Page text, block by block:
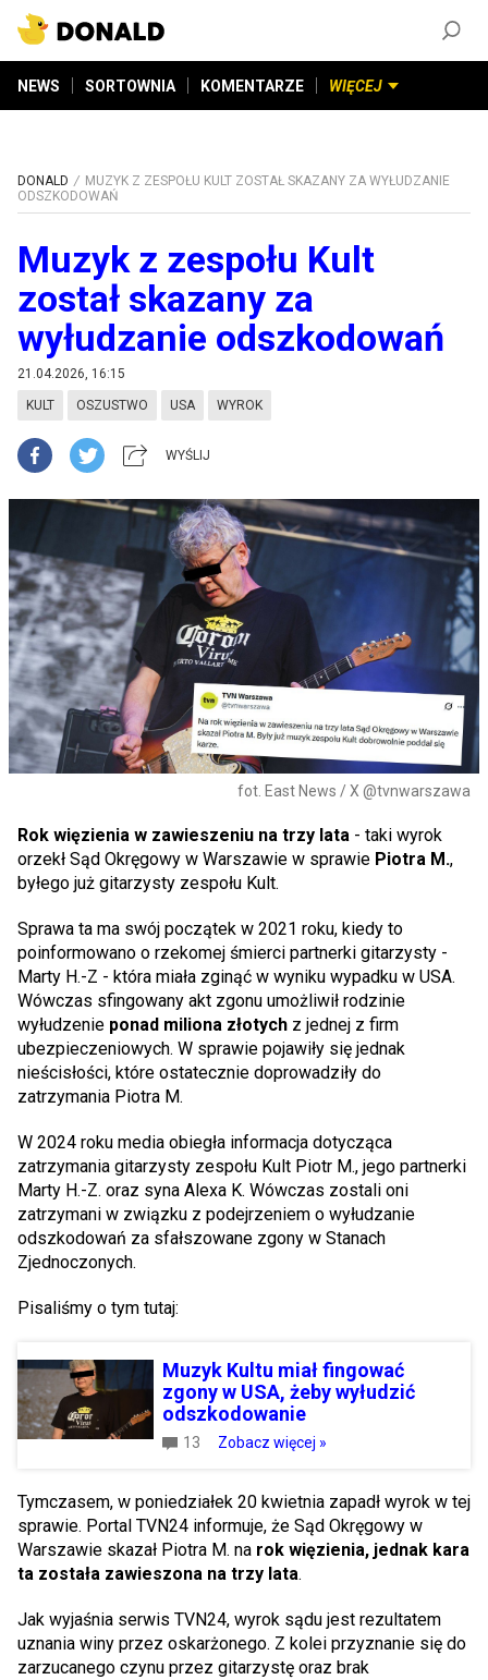
NEWS SORTOWNIA KOMENTARZE WIĘCEJ
DONALD
MUZYK Z ZESPOŁU KULT ZOSTAŁ SKAZANY ZA WYŁUDZANIE
ODSZKODOWAŃ
Muzyk z zespołu Kult
został skazany za
wyłudzanie odszkodowań
21.04.2026, 16:15
KULT OSZUSTWO USA WYROK
WYŚLIJ
fot. East News / X @tvnwarszawa
Rok więzienia w zawieszeniu na trzy lata - taki wyrok
orzekł Sąd Okręgowy w Warszawie w sprawie Piotra M.,
byłego już gitarzysty zespołu Kult.
Sprawa ta ma swój początek w 2021 roku, kiedy to
poinformowano o rzekomej śmierci partnerki gitarzysty -
Marty H.-Z - która miała zginąć w wyniku wypadku w USA.
Wówczas sfingowany akt zgonu umożliwił rodzinie
wyłudzenie ponad miliona złotych z jednej z firm
ubezpieczeniowych. W sprawie pojawiły się jednak
nieścisłości, które ostatecznie doprowadziły do
zatrzymania Piotra M.
W 2024 roku media obiegła informacja dotycząca
zatrzymania gitarzysty zespołu Kult Piotr M., jego partnerki
Marty H.-Z. oraz syna Alexa K. Wówczas zostali oni
zatrzymani w związku z podejrzeniem o wyłudzanie
odszkodowań za sfałszowane zgony w Stanach
Zjednoczonych.
Pisaliśmy o tym tutaj:
Muzyk Kultu miał fingować
zgony w USA, żeby wyłudzić
odszkodowanie
13 Zobacz więcej »
Tymczasem, w poniedziałek 20 kwietnia zapadł wyrok w tej
sprawie. Portal TVN24 informuje, że Sąd Okręgowy w
Warszawie skazał Piotra M. na rok więzienia, jednak kara
ta została zawieszona na trzy lata.
Jak wyjaśnia serwis TVN24, wyrok sądu jest rezultatem
uznania winy przez oskarżonego. Z kolei przyznanie się do
zarzucanego czynu przez gitarzystę oraz brak